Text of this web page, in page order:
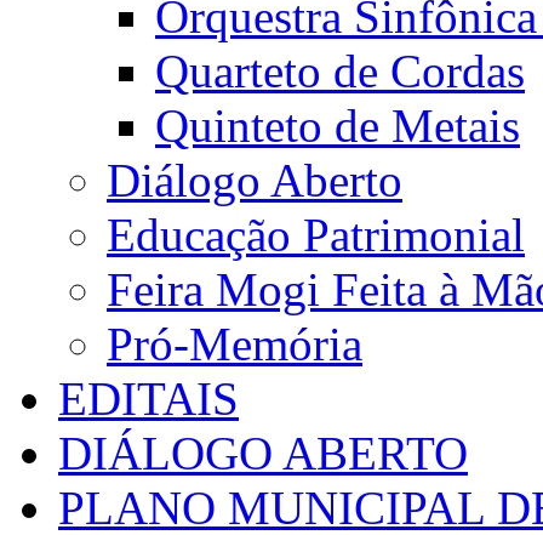
Orquestra
Quarteto de Cordas
Quinteto de Metais
Diálogo Aberto
Educação Patrimonial
Feira Mogi Feita à
Pró-Memória
EDITAIS
DIÁLOGO ABERTO
PLANO MUNICIPAL